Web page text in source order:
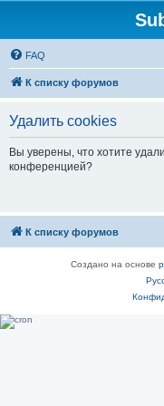
FAQ
К списку форумов
Удалить cookies
Вы уверены, что хотите
конференцией?
К списку форумов
Создано на основе